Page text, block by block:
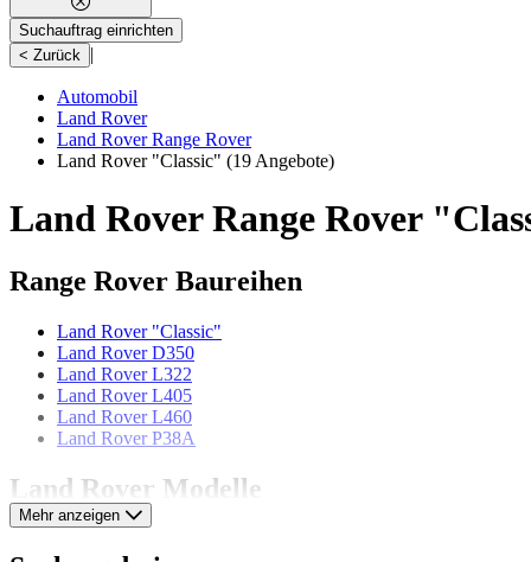
Suchauftrag einrichten
< Zurück
|
Automobil
Land Rover
Land Rover Range Rover
Land Rover "Classic" (19 Angebote)
Land Rover Range Rover
Range Rover Baureihen
Land Rover "Classic"
Land Rover D350
Land Rover L322
Land Rover L405
Land Rover L460
Land Rover P38A
Land Rover Modelle
Mehr anzeigen